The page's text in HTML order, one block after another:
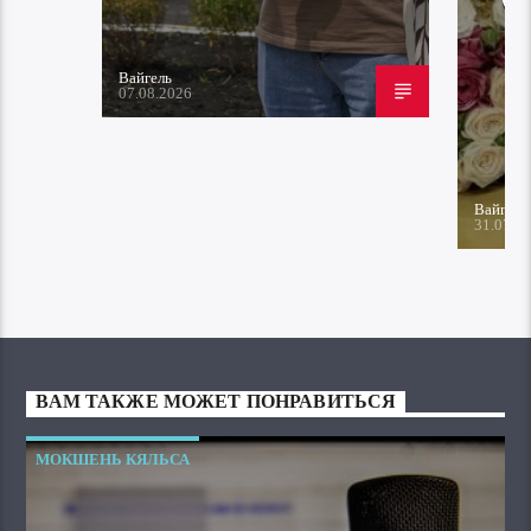
Вайгель
07.08.2026
Вайгель
ВАМ ТАКЖЕ МОЖЕТ ПОНРАВИТЬСЯ
МОКШЕНЬ КЯЛЬСА